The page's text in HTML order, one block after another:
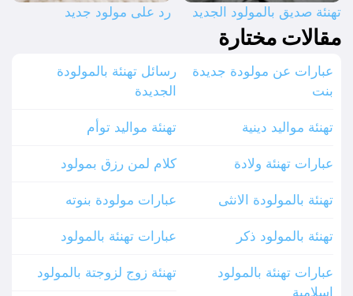
تهنئة صديق بالمولود الجديد رد على مولود جديد
مقالات مختارة
عبارات عن مولودة جديدة
بنت
تهنئة مواليد دينية
عبارات تهنئة ولادة
تهنئة بالمولودة الانثى
تهنئة بالمولود ذكر
عبارات تهنئة بالمولود
اسلامية
رسائل تهنئة بالمولودة
الجديدة
تهنئة مواليد توأم
كلام لمن رزق بمولود
عبارات مولودة بنوته
عبارات تهنئة بالمولود
تهنئة زوج لزوجتة بالمولود